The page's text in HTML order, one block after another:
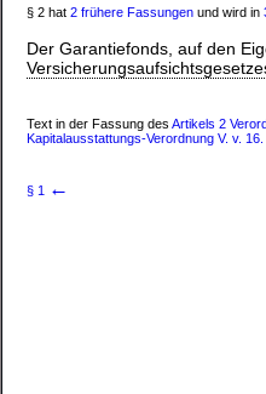
§ 2 hat 2 frühere Fassungen und wird in
Der Garantiefonds, auf den
Text in der Fassung des Artikels 2
Kapitalausstattungs-Verordnung V. v.
§ 1 ←